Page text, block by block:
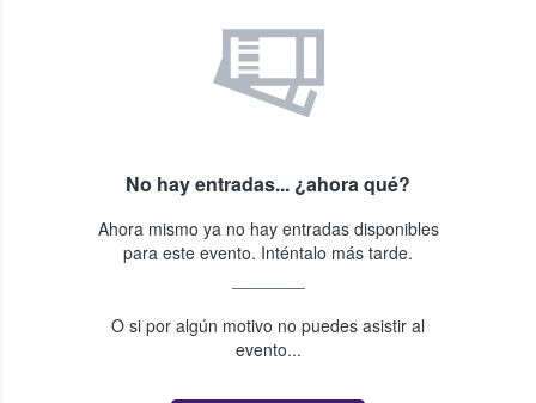
No hay entradas... ¿ahora qué?
Ahora mismo ya no hay entradas disponibles
para este evento. Inténtalo más tarde.
O si por algún motivo no puedes asistir al
evento...